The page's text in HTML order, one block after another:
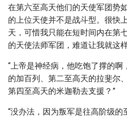
在第六至高天他们的天使军团势
的上位天使并不是战斗型。很快
天，可惜我只能在短时间内在第
的天使法师军团，难道让我就这
“上帝是神经病，他吃饱了撑的
的加百列、第二至高天的拉斐尔
第四至高天的米迦勒去支援？”
“没办法，因为叛军是往高阶级